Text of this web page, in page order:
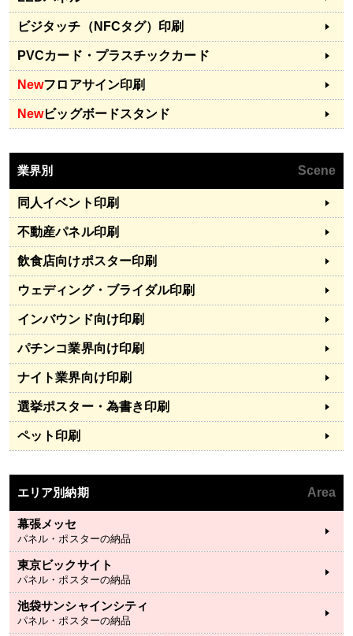
ビジタッチ（NFCタグ）印刷
PVCカード・プラスチックカード
Newフロアサイン印刷
Newビッグボードスタンド
業界別 Scene
同人イベント印刷
不動産パネル印刷
飲食店向けポスター印刷
ウェディング・ブライダル印刷
インバウンド向け印刷
パチンコ業界向け印刷
ナイト業界向け印刷
選挙ポスター・為書き印刷
ペット印刷
エリア別納期 Area
幕張メッセ
パネル・ポスターの納品
東京ビックサイト
パネル・ポスターの納品
池袋サンシャインシティ
パネル・ポスターの納品